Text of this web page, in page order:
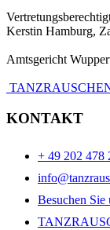
Kerstin Hamburg,
Amtsgericht
KONTAKT
+ 49 202 478
Besuchen Sie